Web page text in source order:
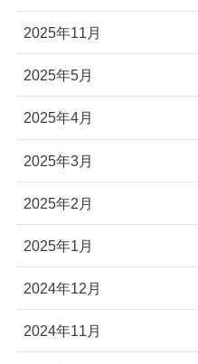
2025年11月
2025年5月
2025年4月
2025年3月
2025年2月
2025年1月
2024年12月
2024年11月